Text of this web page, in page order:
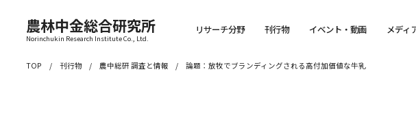
農林中金総合研究所
Norinchukin Research Institute Co., Ltd.
リサーチ分野 刊行物 イベント・動画 メディ
TOP 刊行物 農中総研 調査と情報 論題：放牧でブランディングされる高付加価値な牛乳